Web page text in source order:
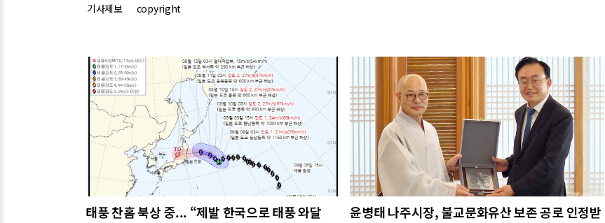
기사제보 copyright
관련기사
태풍 찬홈 북상 중... “제발 한국으로 태풍 와달
윤병태 나주시장, 불교문화유산 보존 공로 인정받